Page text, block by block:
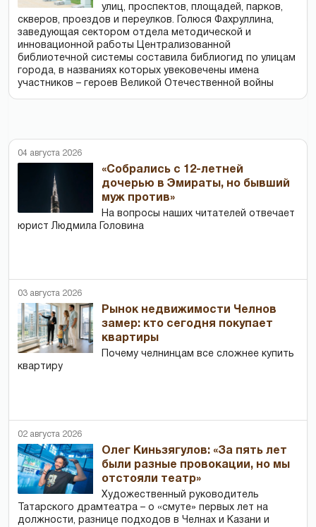
улиц, проспектов, площадей, парков,
скверов, проездов и переулков. Голюся Фахруллина,
заведующая сектором отдела методической и
инновационной работы Централизованной
библиотечной системы составила библиогид по улицам
города, в названиях которых увековечены имена
участников – героев Великой Отечественной войны
04 августа 2026
«Собрались с 12-летней
дочерью в Эмираты, но бывший
муж против»
На вопросы наших читателей отвечает
юрист Людмила Головина
03 августа 2026
Рынок недвижимости Челнов
замер: кто сегодня покупает
квартиры
Почему челнинцам все сложнее купить
квартиру
02 августа 2026
Олег Киньзягулов: «За пять лет
были разные провокации, но мы
отстояли театр»
Художественный руководитель
Татарского драмтеатра – о «смуте» первых лет на
должности, разнице подходов в Челнах и Казани и